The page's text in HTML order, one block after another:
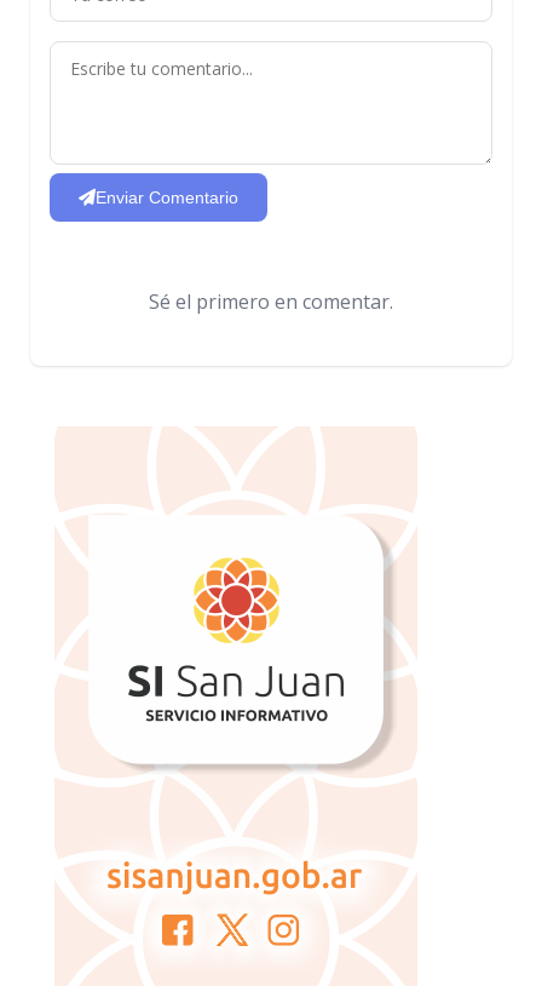
Enviar Comentario
Sé el primero en comentar.